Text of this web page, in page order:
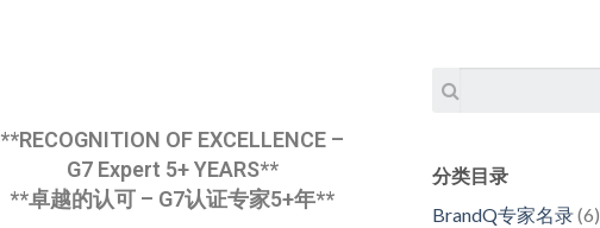
**RECOGNITION OF EXCELLENCE –
G7 Expert 5+ YEARS**
**卓越的认可 – G7认证专家5+年**
分类目录
BrandQ专家名录(6)